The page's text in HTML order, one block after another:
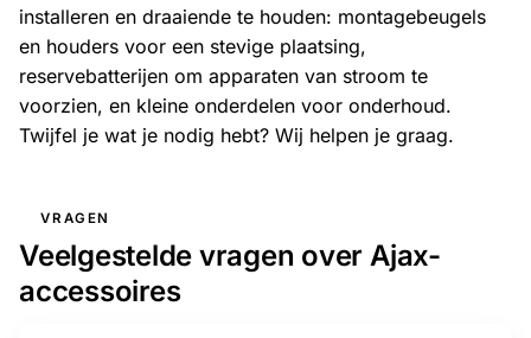
installeren en draaiende te houden: montagebeugels
en houders voor een stevige plaatsing,
reservebatterijen om apparaten van stroom te
voorzien, en kleine onderdelen voor onderhoud.
Twijfel je wat je nodig hebt? Wij helpen je graag.
VRAGEN
Veelgestelde vragen over Ajax-
accessoires